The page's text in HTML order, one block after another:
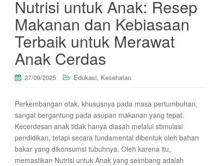
Nutrisi untuk Anak: Resep
Makanan dan Kebiasaan
Terbaik untuk Merawat
Anak Cerdas
27/09/2025 Edukasi, Kesehatan
Perkembangan otak, khususnya pada masa pertumbuhan,
sangat bergantung pada asupan makanan yang tepat.
Kecerdesan anak tidak hanya diasah melalui stimulasi
pendidikan, tetapi secara fundamental dibentuk oleh bahan
bakar yang dikonsumsi tubuhnya. Oleh karena itu,
memastikan Nutrisi untuk Anak yang seimbang adalah